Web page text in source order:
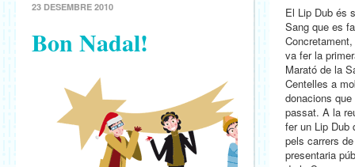
23 DESEMBRE 2010
Bon Nadal!
El Lip Dub és
Sang que es
va fer la
Marató de la
Centelles a
donacions
passat. A la
fer un Lip Dub
pels carrers
presentaria